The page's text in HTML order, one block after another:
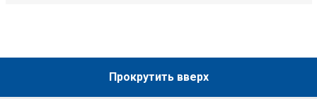
Прокрутить вверх